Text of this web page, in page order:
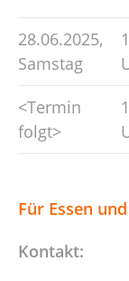
28.06.2025,
Samstag
<Termin
folgt>
Für Essen
Kontakt: